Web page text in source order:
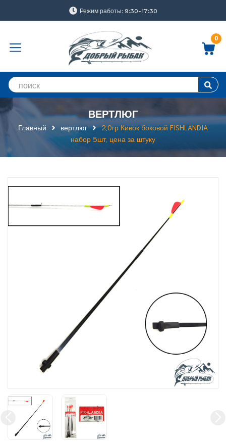
Режим работы: 9:30-17:30
0
ВЕРТЛЮГ
Главный вертлюг
2,0гр Кивок боковой FISHLANDIA
набор 5шт, цена за штуку